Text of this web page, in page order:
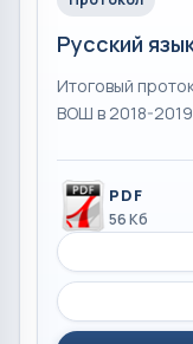
Русский
Итоговый
ВОШ в 2018-2019
PDF
56 Кб